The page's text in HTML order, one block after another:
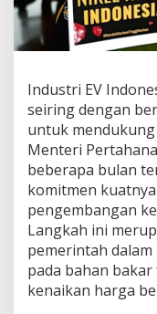
Industri EV
seiring dengan
untuk
Menteri
beberapa bulan
komitmen
pengembangan
Langkah ini
pemerintah
pada bahan
kenaikan harga